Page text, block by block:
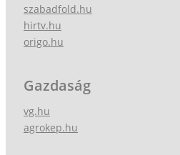
szabadfold.hu
hirtv.hu
origo.hu
Gazdaság
vg.hu
agrokep.hu